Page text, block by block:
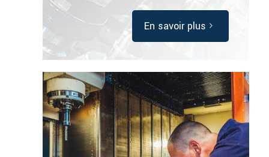
En savoir plus